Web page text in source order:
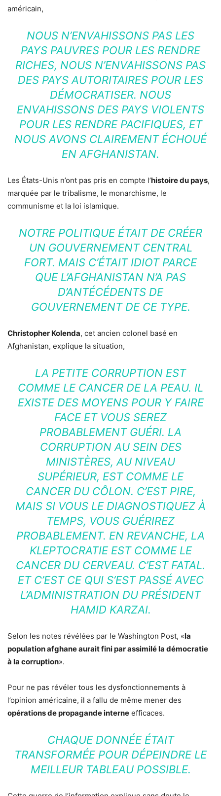
américain,
NOUS N’ENVAHISSONS PAS LES
PAYS PAUVRES POUR LES RENDRE
RICHES, NOUS N’ENVAHISSONS PAS
DES PAYS AUTORITAIRES POUR LES
DÉMOCRATISER. NOUS
ENVAHISSONS DES PAYS VIOLENTS
POUR LES RENDRE PACIFIQUES, ET
NOUS AVONS CLAIREMENT ÉCHOUÉ
EN AFGHANISTAN.
Les États-Unis n’ont pas pris en compte l’histoire du pays,
marquée par le tribalisme, le monarchisme, le
communisme et la loi islamique.
NOTRE POLITIQUE ÉTAIT DE CRÉER
UN GOUVERNEMENT CENTRAL
FORT. MAIS C’ÉTAIT IDIOT PARCE
QUE L’AFGHANISTAN N’A PAS
D’ANTÉCÉDENTS DE
GOUVERNEMENT DE CE TYPE.
Christopher Kolenda, cet ancien colonel basé en
Afghanistan, explique la situation,
LA PETITE CORRUPTION EST
COMME LE CANCER DE LA PEAU. IL
EXISTE DES MOYENS POUR Y FAIRE
FACE ET VOUS SEREZ
PROBABLEMENT GUÉRI. LA
CORRUPTION AU SEIN DES
MINISTÈRES, AU NIVEAU
SUPÉRIEUR, EST COMME LE
CANCER DU CÔLON. C’EST PIRE,
MAIS SI VOUS LE DIAGNOSTIQUEZ À
TEMPS, VOUS GUÉRIREZ
PROBABLEMENT. EN REVANCHE, LA
KLEPTOCRATIE EST COMME LE
CANCER DU CERVEAU. C’EST FATAL.
ET C’EST CE QUI S’EST PASSÉ AVEC
L’ADMINISTRATION DU PRÉSIDENT
HAMID KARZAI.
Selon les notes révélées par le Washington Post, «la
population afghane aurait fini par assimilé la démocratie
à la corruption».
Pour ne pas révéler tous les dysfonctionnements à
l’opinion américaine, il a fallu de même mener des
opérations de propagande interne efficaces.
CHAQUE DONNÉE ÉTAIT
TRANSFORMÉE POUR DÉPEINDRE LE
MEILLEUR TABLEAU POSSIBLE.